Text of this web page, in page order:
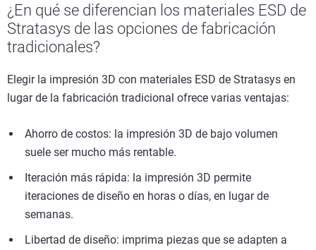
¿En qué se diferencian los materiales ESD de
Stratasys de las opciones de fabricación
tradicionales?
Elegir la impresión 3D con materiales ESD de Stratasys en
lugar de la fabricación tradicional ofrece varias ventajas:
Ahorro de costos: la impresión 3D de bajo volumen
suele ser mucho más rentable.
Iteración más rápida: la impresión 3D permite
iteraciones de diseño en horas o días, en lugar de
semanas.
Libertad de diseño: imprima piezas que se adapten a